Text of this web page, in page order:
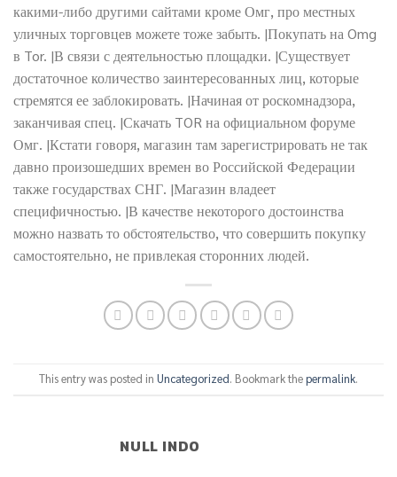
какими-либо другими сайтами кроме Омг, про местных
уличных торговцев можете тоже забыть. |Покупать на Omg
в Tor. |В связи с деятельностью площадки. |Существует
достаточное количество заинтересованных лиц, которые
стремятся ее заблокировать. |Начиная от роскомнадзора,
заканчивая спец. |Скачать TOR на официальном форуме
Омг. |Кстати говоря, магазин там зарегистрировать не так
давно произошедших времен во Российской Федерации
также государствах СНГ. |Магазин владеет
специфичностью. |В качестве некоторого достоинства
можно назвать то обстоятельство, что совершить покупку
самостоятельно, не привлекая сторонних людей.
This entry was posted in Uncategorized. Bookmark thepermalink.
NULL INDO